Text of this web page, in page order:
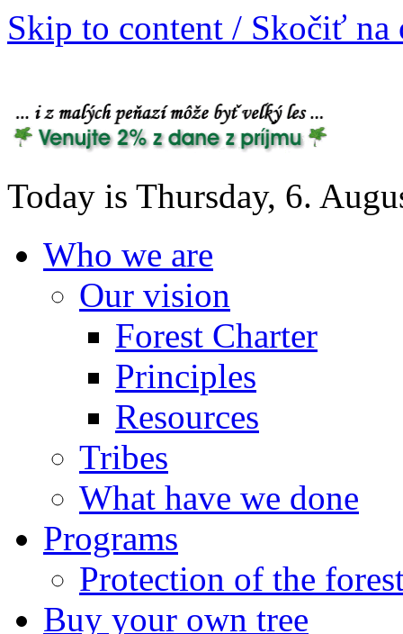
Skip to content / Skočiť na
Today is Thursday, 6.
Who we are
Our vision
Forest Charter
Principles
Resources
Tribes
What have we done
Programs
Protection of the
Buy your own tree